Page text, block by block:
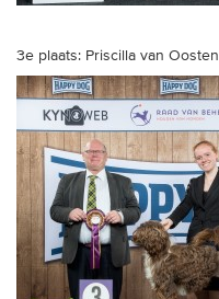
3e plaats: Priscilla van Oosten